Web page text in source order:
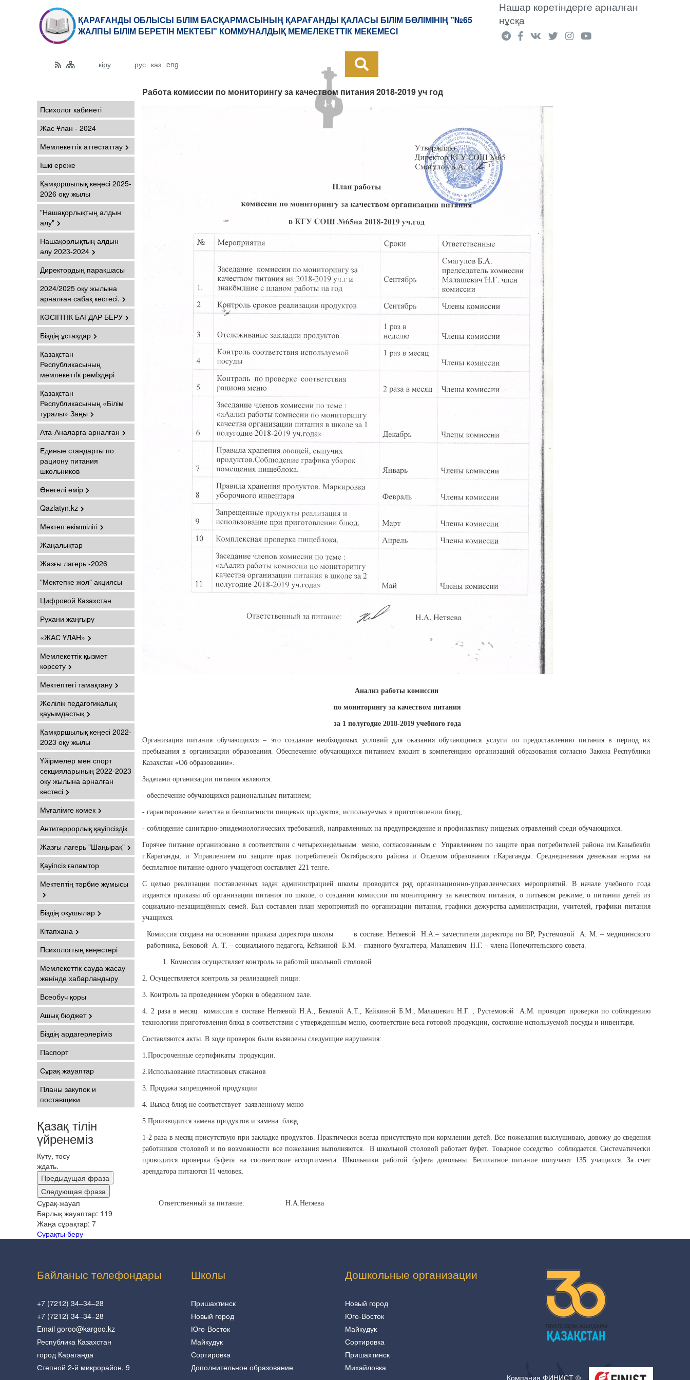
ҚАРАҒАНДЫ ОБЛЫСЫ БІЛІМ БАСҚАРМАСЫНЫҢ ҚАРАҒАНДЫ ҚАЛАСЫ БІЛІМ БӨЛІМІНІҢ "№65
ЖАЛПЫ БІЛІМ БЕРЕТІН МЕКТЕБІ" КОММУНАЛДЫҚ МЕМЕЛЕКЕТТІК МЕКЕМЕСІ
Нашар көретіндерге арналған
нұсқа
кіру рус каз eng
Психолог кабинеті
Жас Ұлан - 2024
Мемлекеттік аттестаттау
Ішкі ереже
Қамқоршылық кеңесі 2025-
2026 оқу жылы
"Нашақорлықтың алдын
алу"
Нашақорлықтың алдын
алу 2023-2024
Директордың парақшасы
2024/2025 оқу жылына
арналған сабақ кестесі.
КӘСІПТІК БАҒДАР БЕРУ
Біздің ұстаздар
Қазақстан
Республикасының
мемлекеттiк рәмiздері
Қазақстан
Республикасының «Білім
туралы» Заңы
Ата-Аналарға арналған
Единые стандарты по
рациону питания
школьников
Өнегелі өмір
Qazlatyn.kz
Мектеп әкімшілігі
Жаңалықтар
Жазғы лагерь -2026
"Мектепке жол" акциясы
Цифровой Казахстан
Рухани жаңғыру
«ЖАС ҰЛАН»
Мемлекеттік қызмет
көрсету
Мектептегі тамақтану
Желілік педагогикалық
қауымдастық
Қамқоршылық кеңесі 2022-
2023 оқу жылы
Үйірмелер мен спорт
секцияларының 2022-2023
оқу жылына арналған
кестесі
Мұғалімге көмек
Антитеррорлық қауіпсіздік
Жазғы лагерь "Шаңырақ"
Қауіпсіз ғаламтор
Мектептің тәрбие жұмысы
Біздің оқушылар
Кітапхана
Психологтың кеңестері
Мемлекеттік сауда жасау
жөнінде хабарландыру
Всеобуч қоры
Ашық бюджет
Біздің ардагерлеріміз
Паспорт
Сұрақ жауаптар
Планы закупок и
поставщики
Қазақ тілін
үйренеміз
Күту, тосу
ждать.
Предыдущая фраза
Следующая фраза
Сұрақ-жауап
Барлық жауаптар: 119
Жаңа сұрақтар: 7
Сұрақты беру
Работа комиссии по мониторингу за качеством питания 2018-2019 уч год
Анализ работы комиссии
по мониторингу за качеством питания
за 1 полугодие 2018-2019 учебного года
Организация питания обучающихся – это создание необходимых условий для оказания обучающимся услуги по предоставлению питания в период их
пребывания в организации образования. Обеспечение обучающихся питанием входит в компетенцию организаций образования согласно Закона Республики
Казахстан «Об образовании».
Задачами организации питания являются:
- обеспечение обучающихся рациональным питанием;
- гарантирование качества и безопасности пищевых продуктов, используемых в приготовлении блюд;
- соблюдение санитарно-эпидемиологических требований, направленных на предупреждение и профилактику пищевых отравлений среди обучающихся.
Горячее питание организовано в соответствии с четырехнедельным меню, согласованным с Управлением по защите прав потребителей района им.Казыбекби
г.Караганды, и Управлением по защите прав потребителей Октябрьского района и Отделом образования г.Караганды. Среднедневная денежная норма на
бесплатное питание одного учащегося составляет 221 тенге.
С целью реализации поставленных задач администрацией школы проводится ряд организационно-управленческих мероприятий. В начале учебного года
издаются приказы об организации питания по школе, о создании комиссии по мониторингу за качеством питания, о питьевом режиме, о питании детей из
социально-незащищённых семей. Был составлен план мероприятий по организации питания, графики дежурства администрации, учителей, графики питания
учащихся.
Комиссия создана на основании приказа директора школы в составе: Нетяевой Н.А.– заместителя директора по ВР, Рустемовой А. М. – медицинского
работника, Бековой А. Т. – социального педагога, Кейкиной Б.М. – главного бухгалтера, Малашевич Н.Г. – члена Попечительского совета.
1. Комиссия осуществляет контроль за работой школьной столовой
2. Осуществляется контроль за реализацией пищи.
3. Контроль за проведением уборки в обеденном зале.
4. 2 раза в месяц комиссия в составе Нетяевой Н.А., Бековой А.Т., Кейкиной Б.М., Малашевич Н.Г. , Рустемовой А.М. проводят проверки по соблюдению
технологии приготовления блюд в соответствии с утвержденным меню, соответствие веса готовой продукции, состояние используемой посуды и инвентаря.
Составляются акты. В ходе проверок были выявлены следующие нарушения:
1.Просроченные сертификаты продукции.
2.Использование пластиковых стаканов
3. Продажа запрещенной продукции
4. Выход блюд не соответствует заявленному меню
5.Производится замена продуктов и замена блюд
1-2 раза в месяц присутствую при закладке продуктов. Практически всегда присутствую при кормлении детей. Все пожелания выслушиваю, довожу до сведения
работников столовой и по возможности все пожелания выполняются. В школьной столовой работает буфет. Товарное соседство соблюдается. Систематически
проводится проверка буфета на соответствие ассортимента. Школьники работой буфета довольны. Бесплатное питание получают 135 учащихся. За счет
арендатора питаются 11 человек.
Ответственный за питание: Н.А.Нетяева
Байланыс телефондары
+7 (7212) 34–34–28
+7 (7212) 34–34–28
Email goroo@kargoo.kz
Республика Казахстан
город Караганда
Степной 2-й микрорайон, 9
Школы
Пришахтинск
Новый город
Юго-Восток
Майкудук
Сортировка
Дополнительное образование
Дошкольные организации
Новый город
Юго-Восток
Майкудук
Сортировка
Пришахтинск
Михайловка
Компания ФИНИСТ ©